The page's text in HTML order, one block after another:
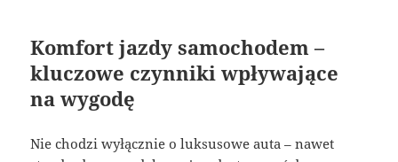
Komfort jazdy samochodem –
kluczowe czynniki wpływające
na wygodę
Nie chodzi wyłącznie o luksusowe auta – nawet